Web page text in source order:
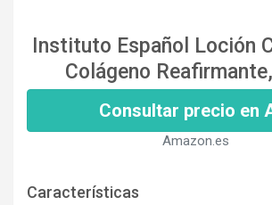
Instituto Español Loción
Colágeno
Consultar precio en
Amazon.es
Características